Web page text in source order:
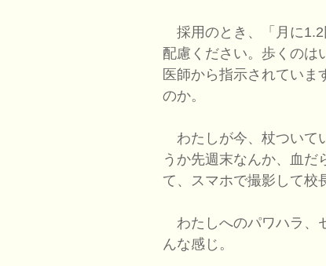
採用のとき、「月に1.2
配慮ください。歩くのは
医師から指示されていま
のか。
わたしが今、杖ついて
うか先週末なんか、血だ
て、スマホで撮影して校
わたしへのパワハラ、
んな感じ。